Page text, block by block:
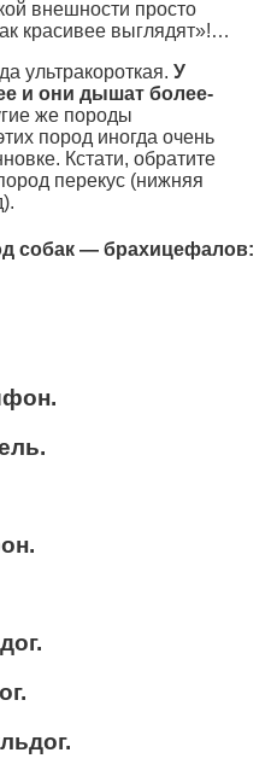
внешности просто
красивее выглядят»!…
ультракороткая. У
и они дышат более-
же породы
пород иногда очень
Кстати, обратите
перекус (нижняя
собак — брахицефалов: